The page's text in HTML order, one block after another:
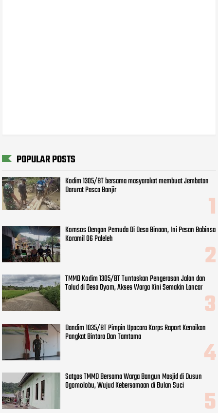
POPULAR POSTS
Kodim 1305/BT bersama masyarakat membuat Jembatan
Darurat Pasca Banjir
Komsos Dengan Pemuda Di Desa Binaan, Ini Pesan Babinsa
Koramil 06 Paleleh
TMMD Kodim 1305/BT Tuntaskan Pengerasan Jalan dan
Talud di Desa Oyom, Akses Warga Kini Semakin Lancar
Dandim 1035/BT Pimpin Upacara Korps Raport Kenaikan
Pangkat Bintara Dan Tamtama
Satgas TMMD Bersama Warga Bangun Masjid di Dusun
Ogomolobu, Wujud Kebersamaan di Bulan Suci